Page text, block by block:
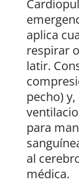
aplica
respirar
latir.
pecho)
para
al
médica.